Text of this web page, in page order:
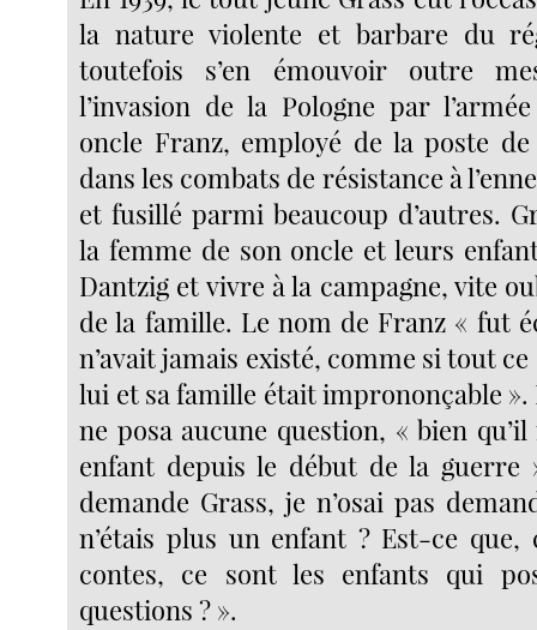
la nature violente et barbare du
toutefois s’en émouvoir outre
l’invasion de la Pologne par
oncle Franz, employé de la poste de
dans les combats de résistance à
et fusillé parmi beaucoup d’autres.
la femme de son oncle et leurs
Dantzig et vivre à la campagne, vite
de la famille. Le nom de Franz « fut
n’avait jamais existé, comme si tout
lui et sa famille était imprononçable ».
ne posa aucune question, « bien
enfant depuis le début de la guerre
demande Grass, je n’osai pas
n’étais plus un enfant ? Est-ce que,
contes, ce sont les enfants qui
questions ? ».